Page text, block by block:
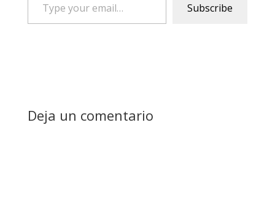
email…
Subscribe
Deja un comentario